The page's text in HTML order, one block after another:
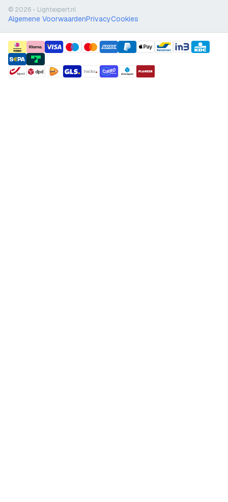
© 2026 - Lightexpert.nl
Algemene VoorwaardenPrivacyCookies
payment methods
shipment methods